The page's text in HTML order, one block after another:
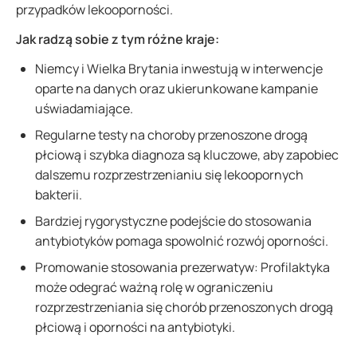
przypadków lekooporności.
Jak radzą sobie z tym różne kraje:
Niemcy i Wielka Brytania inwestują w interwencje
oparte na danych oraz ukierunkowane kampanie
uświadamiające.
Regularne testy na choroby przenoszone drogą
płciową i szybka diagnoza są kluczowe, aby zapobiec
dalszemu rozprzestrzenianiu się lekoopornych
bakterii.
Bardziej rygorystyczne podejście do stosowania
antybiotyków pomaga spowolnić rozwój oporności.
Promowanie stosowania prezerwatyw: Profilaktyka
może odegrać ważną rolę w ograniczeniu
rozprzestrzeniania się chorób przenoszonych drogą
płciową i oporności na antybiotyki.